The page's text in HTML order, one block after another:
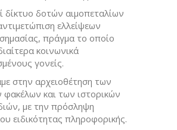
δίκτυο δοτών αιμοπεταλίων
ελλείψεων
πράγμα το οποίο
κοινωνικά
γονείς.
στην αρχειοθέτηση των
φακέλων και των ιστορικών
με την πρόσληψη
ειδικότητας πληροφορικής.